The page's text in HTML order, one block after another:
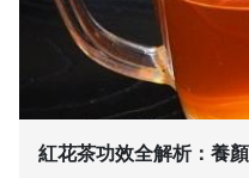
紅花茶功效全解析：養